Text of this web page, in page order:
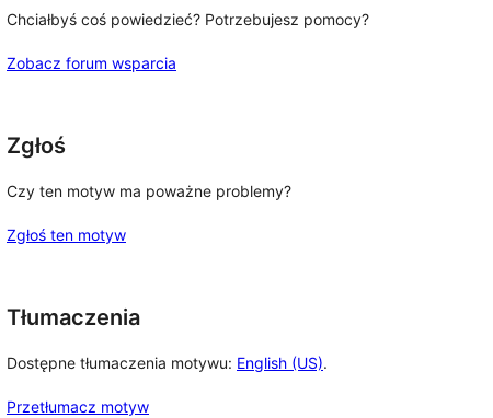
Chciałbyś coś powiedzieć? Potrzebujesz pomocy?
Zobacz forum wsparcia
Zgłoś
Czy ten motyw ma poważne problemy?
Zgłoś ten motyw
Tłumaczenia
Dostępne tłumaczenia motywu: English (US).
Przetłumacz motyw